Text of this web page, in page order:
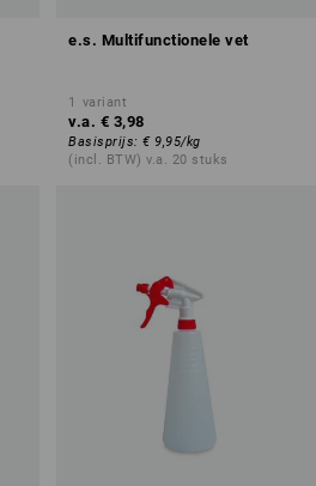
e.s. Multifunctionele vet
1 variant
v.a. € 3,98
Basisprijs: € 9,95/kg
(incl. BTW) v.a. 20 stuks